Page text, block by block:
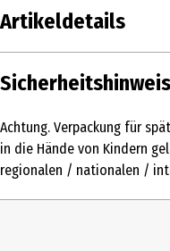
Artikeldetails
Inhalt
Altersempfehlung ab
Artikelnummer des
Sicherheitshinweis
Achtung. Verpackung für
in die Hände von Kindern
regionalen / nationalen /